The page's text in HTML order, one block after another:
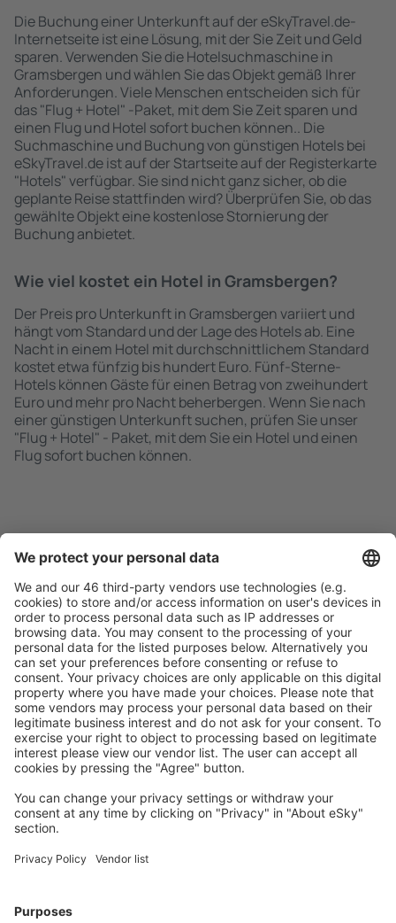
Die Buchung einer Unterkunft auf der eSkyTravel.de-
Internetseite ist eine Lösung, mit der Sie Zeit und Geld
sparen. Verwenden Sie die Hotelsuchmaschine in
Gramsbergen und wählen Sie das Objekt gemäß Ihrer
Anforderungen. Viele Menschen entscheiden sich für
das "Flug + Hotel" -Paket, mit dem Sie Zeit sparen und
einen Flug und Hotel sofort buchen können.. Die
Suchmaschine und Buchung von günstigen Hotels bei
eSkyTravel.de ist auf der Startseite auf der Registerkarte
"Hotels" verfügbar. Sie sind nicht ganz sicher, ob die
geplante Reise stattfinden wird? Überprüfen Sie, ob das
gewählte Objekt eine kostenlose Stornierung der
Buchung anbietet.
Wie viel kostet ein Hotel in Gramsbergen?
Der Preis pro Unterkunft in Gramsbergen variiert und
hängt vom Standard und der Lage des Hotels ab. Eine
Nacht in einem Hotel mit durchschnittlichem Standard
kostet etwa fünfzig bis hundert Euro. Fünf-Sterne-
Hotels können Gäste für einen Betrag von zweihundert
Euro und mehr pro Nacht beherbergen. Wenn Sie nach
einer günstigen Unterkunft suchen, prüfen Sie unser
"Flug + Hotel" - Paket, mit dem Sie ein Hotel und einen
Flug sofort buchen können.
Angebot an Ihre Bedürfnisse angepasst.
Sicher planen
Buchen ohne Sorgen mit einer kostenlosen
Stornierungsoption.
Mehr sparen
Attraktive Preise und Spezialangebote für eingeloggte
Benutzer.
Wählen Sie aus über 1,3 Millionen Unterkünften: Hotels,
Hütten, Apartments und andere.